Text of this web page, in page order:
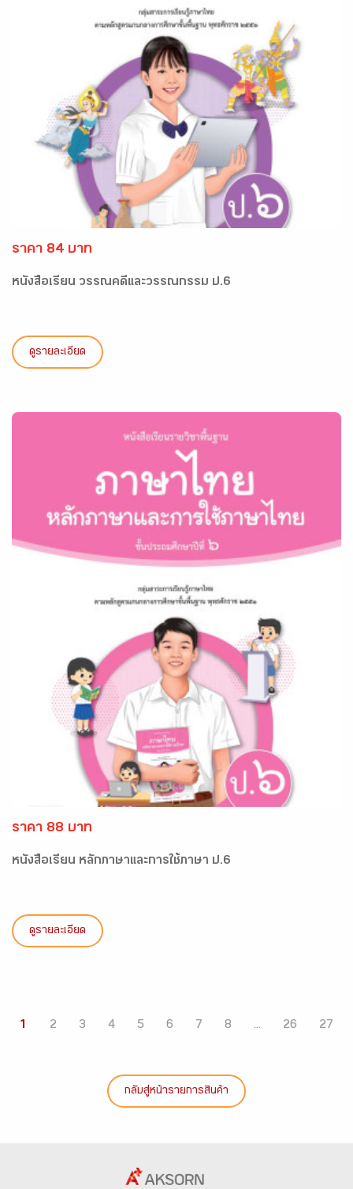
ราคา 84 บาท
หนังสือเรียน วรรณคดีและวรรณกรรม ป.6
ดูรายละเอียด
ราคา 88 บาท
หนังสือเรียน หลักภาษาและการใช้ภาษา ป.6
ดูรายละเอียด
1 2 3 4 5 6 7 8 ... 26 27
กลับสู่หน้ารายการสินค้า